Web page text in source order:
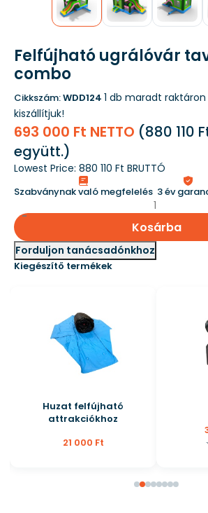
Felfújható ugrálóvár
combo
Cikkszám:WDD124 1 db maradt raktáron
kiszállítjuk!
693 000 Ft NETTO (880 110
együtt.)
Lowest Price: 880 110 Ft BRUTTÓ
Szabványnak való megfelelés 3 év
Kosárba
Forduljon tanácsadónkhoz
Kiegészítő termékek
Huzat felfújható
attrakciókhoz
21 000 Ft